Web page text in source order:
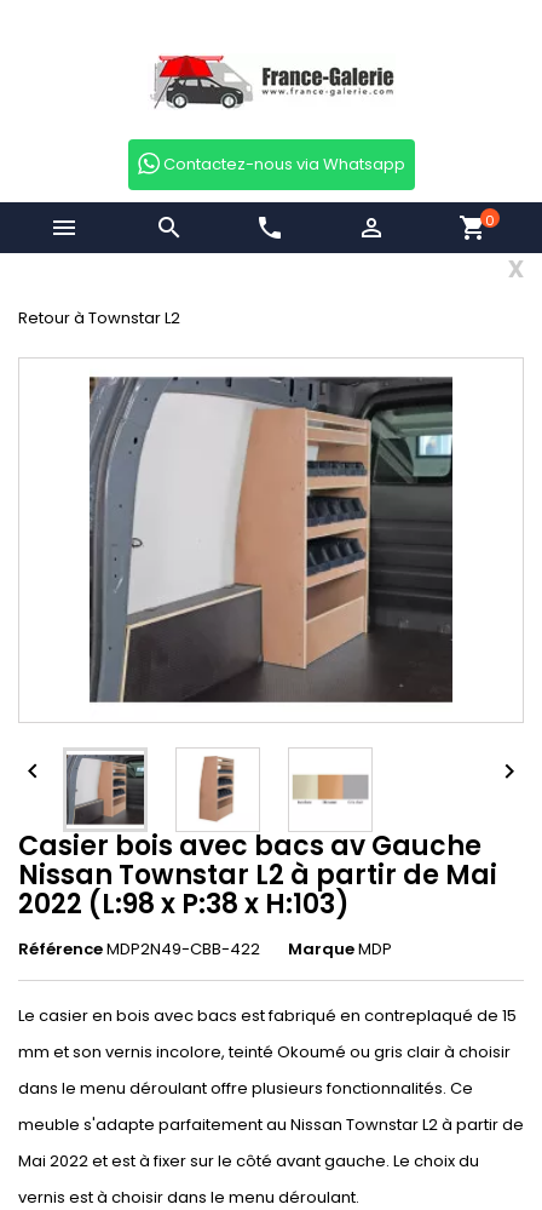
Contactez-nous via Whatsapp
  phone  shopping_cart0
x
Retour à Townstar L2
 
Casier bois avec bacs av Gauche
Nissan Townstar L2 à partir de Mai
2022 (L:98 x P:38 x H:103)
RéférenceMDP2N49-CBB-422 MarqueMDP
Le casier en bois avec bacs est fabriqué en contreplaqué de 15
mm et son vernis incolore, teinté Okoumé ou gris clair à choisir
dans le menu déroulant offre plusieurs fonctionnalités. Ce
meuble s'adapte parfaitement au Nissan Townstar L2 à partir de
Mai 2022 et est à fixer sur le côté avant gauche. Le choix du
vernis est à choisir dans le menu déroulant.